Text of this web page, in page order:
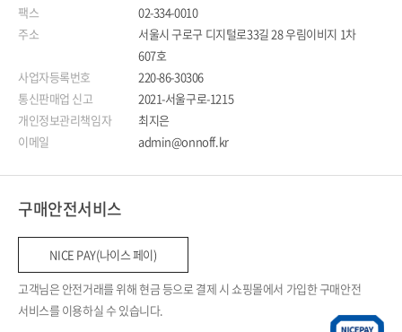
팩스
02-334-0010
주소
서울시 구로구 디지털로33길 28 우림이비지 1차
607호
사업자등록번호
220-86-30306
통신판매업 신고
2021-서울구로-1215
개인정보관리책임자
최지은
이메일
admin@onnoff.kr
구매안전서비스
NICE PAY(나이스 페이)
고객님은 안전거래를 위해 현금 등으로 결제 시 쇼핑몰에서 가입한 구매안전
서비스를 이용하실 수 있습니다.